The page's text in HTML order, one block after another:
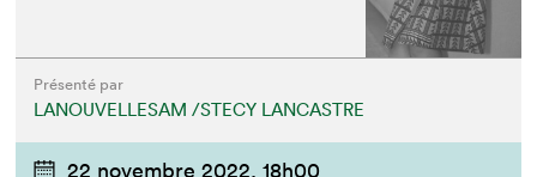
Présenté par
LANOUVELLESAM /STECY LANCASTRE
22 novembre 2022, 18h00